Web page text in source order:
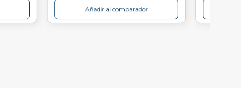
Añadir al comparador